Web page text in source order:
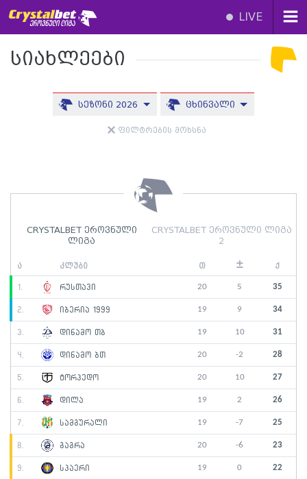
LIVE
CRYSTALBET ეროვნული
ლიგა
CRYSTALBET ეროვნული ლიგა
2
ა კლუბი თ ± ქ
1. რუსთავი 20 5 35
2. იბერია 1999 19 9 34
3. დინამო თბ 19 10 31
4. დინამო ბთ 20 -2 28
5. ტორპედო 20 10 27
6. დილა 19 2 26
7. სამგურალი 19 -7 25
8. გაგრა 20 -6 23
9. სპაერი 19 0 22
სიახლეები
სეზონი 2026 ცხინვალი
ფილტრების მოხსნა